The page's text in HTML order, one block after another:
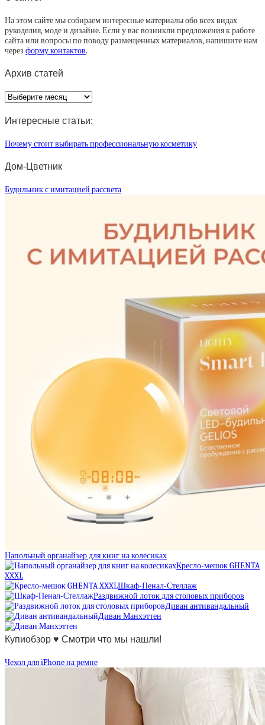
На этом сайте мы собираем интересные материалы обо всех видах
рукоделия, моде и дизайне. Если у вас возникли предложения к работе
сайта или вопросы по поводу размещенных материалов, напишите нам
через форму контактов.
Архив статей
Архив
статей
Интересные статьи:
Почему стоит выбирать профессиональную косметику
Дом-Цветник
Будильник с имитацией рассвета
Напольный органайзер для книг на колесиках
Кресло-мешок GHENTA
XXXL
Шкаф-Пенал-Стеллаж
Раздвижной лоток для столовых приборов
Диван антивандальный
Диван Манхэттен
Купиобзор ♥ Смотри что мы нашли!
Чехол для iPhone на ремне